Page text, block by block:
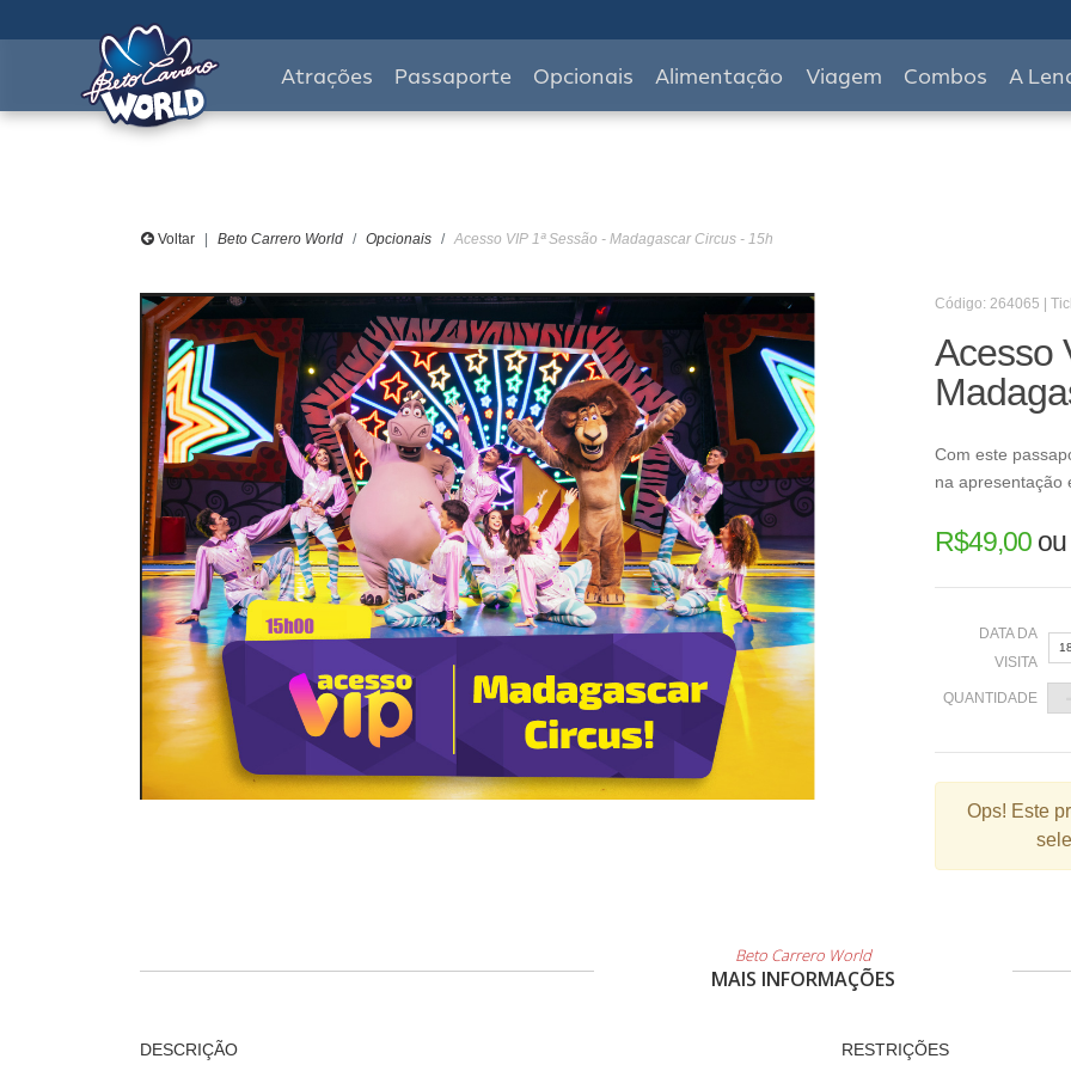
Atrações Passaporte Opcionais Alimentação Viagem Combos A
Voltar Beto Carrero World Opcionais Acesso VIP 1ª Sessão - Madagascar Circus - 15h
Código: 264065 |
Acesso
Com este
na apresentação
R$49,00ou
DATA DA
VISITA
2
9
QUANTIDADE
Ops! Este
Beto Carrero World
MAIS INFORMAÇÕES
DESCRIÇÃO
RESTRIÇÕES